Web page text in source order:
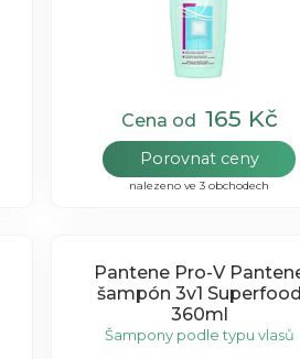
Cena od 165 Kč
Porovnat ceny
nalezeno ve 3 obchodech
Pantene Pro-V Pantene
šampón 3v1 Superfood
360ml
Šampony podle typu vlasů